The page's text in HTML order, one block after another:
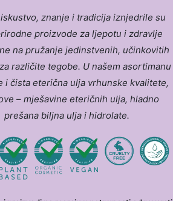
znanje i tradicija iznjedrile su
proizvode za ljepotu i zdravlje
na pružanje jedinstvenih, učinkovitih
različite tegobe. U našem asortimanu
i čista eterična ulja vrhunske kvalitete,
– mješavine eteričnih ulja, hladno
prešana biljna ulja i hidrolate.